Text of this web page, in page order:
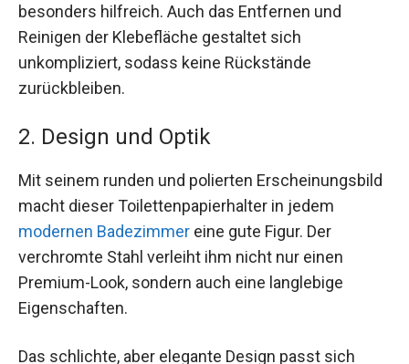
besonders hilfreich. Auch das Entfernen und
Reinigen der Klebefläche gestaltet sich
unkompliziert, sodass keine Rückstände
zurückbleiben.
2. Design und Optik
Mit seinem runden und polierten Erscheinungsbild
macht dieser Toilettenpapierhalter in jedem
modernen Badezimmer eine gute Figur. Der
verchromte Stahl verleiht ihm nicht nur einen
Premium-Look, sondern auch eine langlebige
Eigenschaften.
Das schlichte, aber elegante Design passt sich